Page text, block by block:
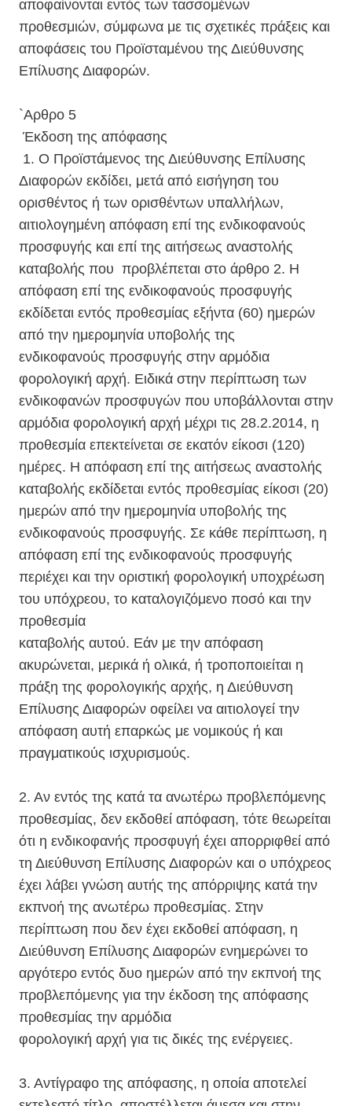
αποφαίνονται εντός των τασσομένων
προθεσμιών, σύμφωνα με τις σχετικές πράξεις και
αποφάσεις του Προϊσταμένου της Διεύθυνσης
Επίλυσης Διαφορών.
`Αρθρο 5
Έκδοση της απόφασης
1. Ο Προϊστάμενος της Διεύθυνσης Επίλυσης
Διαφορών εκδίδει, μετά από εισήγηση του
ορισθέντος ή των ορισθέντων υπαλλήλων,
αιτιολογημένη απόφαση επί της ενδικοφανούς
προσφυγής και επί της αιτήσεως αναστολής
καταβολής που προβλέπεται στο άρθρο 2. Η
απόφαση επί της ενδικοφανούς προσφυγής
εκδίδεται εντός προθεσμίας εξήντα (60) ημερών
από την ημερομηνία υποβολής της
ενδικοφανούς προσφυγής στην αρμόδια
φορολογική αρχή. Ειδικά στην περίπτωση των
ενδικοφανών προσφυγών που υποβάλλονται στην
αρμόδια φορολογική αρχή μέχρι τις 28.2.2014, η
προθεσμία επεκτείνεται σε εκατόν είκοσι (120)
ημέρες. Η απόφαση επί της αιτήσεως αναστολής
καταβολής εκδίδεται εντός προθεσμίας είκοσι (20)
ημερών από την ημερομηνία υποβολής της
ενδικοφανούς προσφυγής. Σε κάθε περίπτωση, η
απόφαση επί της ενδικοφανούς προσφυγής
περιέχει και την οριστική φορολογική υποχρέωση
του υπόχρεου, το καταλογιζόμενο ποσό και την
προθεσμία
καταβολής αυτού. Εάν με την απόφαση
ακυρώνεται, μερικά ή ολικά, ή τροποποιείται η
πράξη της φορολογικής αρχής, η Διεύθυνση
Επίλυσης Διαφορών οφείλει να αιτιολογεί την
απόφαση αυτή επαρκώς με νομικούς ή και
πραγματικούς ισχυρισμούς.
2. Αν εντός της κατά τα ανωτέρω προβλεπόμενης
προθεσμίας, δεν εκδοθεί απόφαση, τότε θεωρείται
ότι η ενδικοφανής προσφυγή έχει απορριφθεί από
τη Διεύθυνση Επίλυσης Διαφορών και ο υπόχρεος
έχει λάβει γνώση αυτής της απόρριψης κατά την
εκπνοή της ανωτέρω προθεσμίας. Στην
περίπτωση που δεν έχει εκδοθεί απόφαση, η
Διεύθυνση Επίλυσης Διαφορών ενημερώνει το
αργότερο εντός δυο ημερών από την εκπνοή της
προβλεπόμενης για την έκδοση της απόφασης
προθεσμίας την αρμόδια
φορολογική αρχή για τις δικές της ενέργειες.
3. Αντίγραφο της απόφασης, η οποία αποτελεί